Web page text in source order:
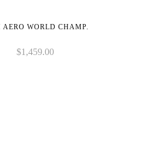
AERO WORLD CHAMP.
$1,459.00